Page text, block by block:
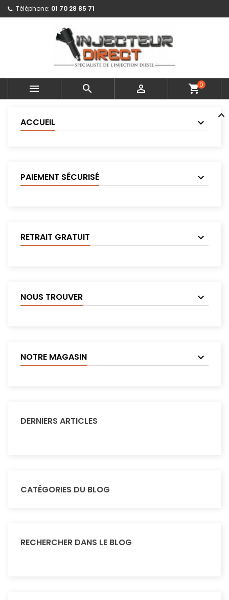
Téléphone: 01 70 28 85 71
   shopping_cart0
ACCUEIL
PAIEMENT SÉCURISÉ
RETRAIT GRATUIT
NOUS TROUVER
NOTRE MAGASIN
DERNIERS ARTICLES
CATÉGORIES DU BLOG
RECHERCHER DANS LE BLOG